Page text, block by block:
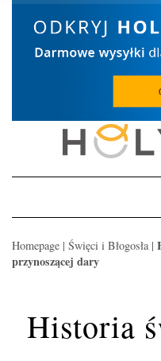
Homepage | Święci i Błogosła |
przynoszącej dary
Historia